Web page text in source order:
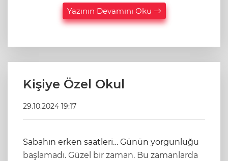
Yazının Devamını Oku
Kişiye Özel Okul
29.10.2024 19:17
Sabahın erken saatleri… Günün yorgunluğu
başlamadı. Güzel bir zaman. Bu zamanlarda